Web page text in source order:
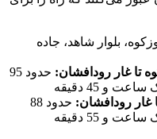
بلوار شاهد، جاده
تا غار رودافشان:
حدود 95
و 45 دقیقه
غار رودافشان:
حدود 88
و 55 دقیقه